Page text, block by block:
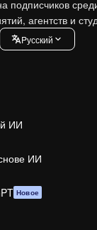
подписчиков
агентств и
Pусский
ИИ
ИИ
Новое